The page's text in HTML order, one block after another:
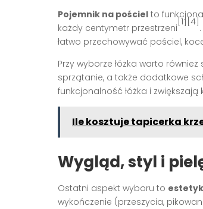
Pojemnik na pościel to
każdy centymetr przestrzeni
[1][4]
łatwo przechowywać pościel,
Przy wyborze łóżka warto
sprzątanie, a także dodatkowe
funkcjonalność łóżka i
Ile kosztuje tapicerka
Wygląd, styl i
Ostatni aspekt wyboru to
wykończenie (przeszycia,